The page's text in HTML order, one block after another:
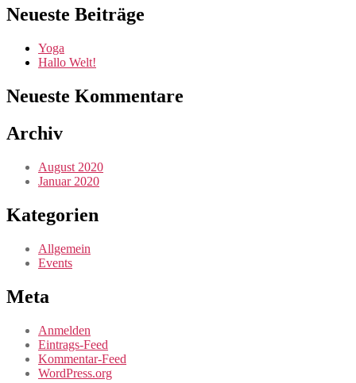
Neueste Beiträge
Yoga
Hallo Welt!
Neueste Kommentare
Archiv
August 2020
Januar 2020
Kategorien
Allgemein
Events
Meta
Anmelden
Eintrags-Feed
Kommentar-Feed
WordPress.org